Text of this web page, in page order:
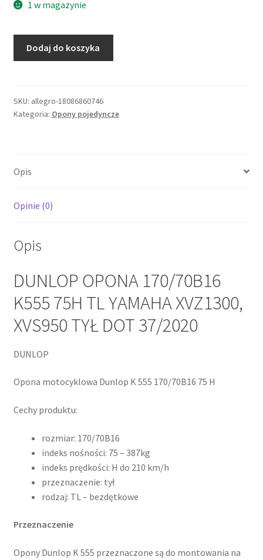
1 w magazynie
K555
75H
XVS950
DOT
Dodaj do koszyka
SKU: allegro-18086860746
Kategoria: Opony pojedyncze
Opis
Opinie (0)
Opis
DUNLOP OPONA 170/70B16
K555 75H TL YAMAHA XVZ1300,
XVS950 TYŁ DOT 37/2020
DUNLOP
Opona motocyklowa Dunlop K 555 170/70B16 75 H
Cechy produktu:
rozmiar: 170/70B16
indeks nośności: 75 – 387kg
indeks prędkości: H do 210 km/h
przeznaczenie: tył
rodzaj: TL – bezdętkowe
Przeznaczenie
Opony Dunlop K 555 przeznaczone są do montowania na